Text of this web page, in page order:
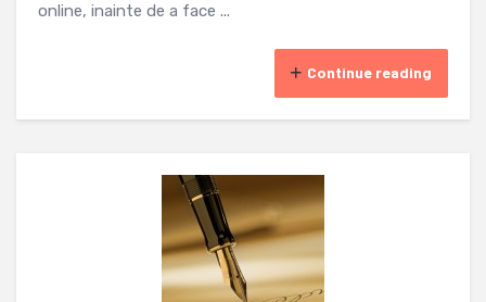
online, inainte de a face ...
Continue reading